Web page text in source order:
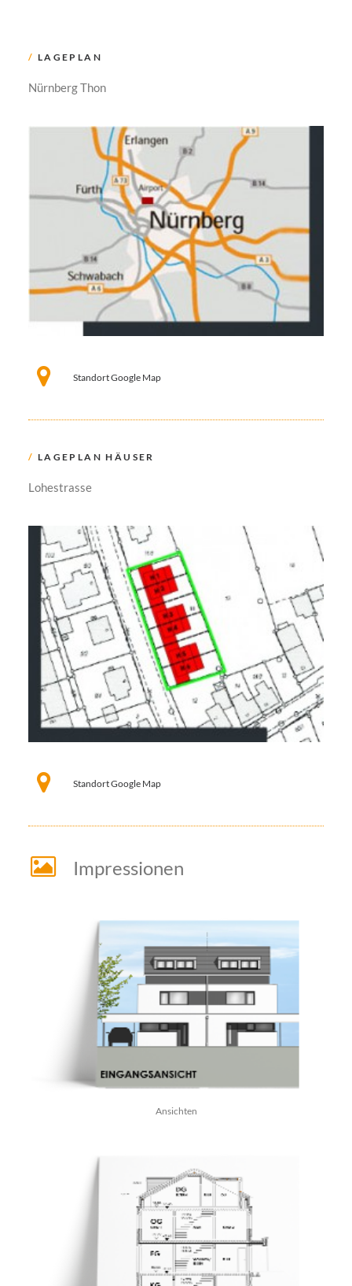
/ LAGEPLAN
Nürnberg Thon
Standort Google Map
/ LAGEPLAN HÄUSER
Lohestrasse
Standort Google Map
Impressionen
Ansichten